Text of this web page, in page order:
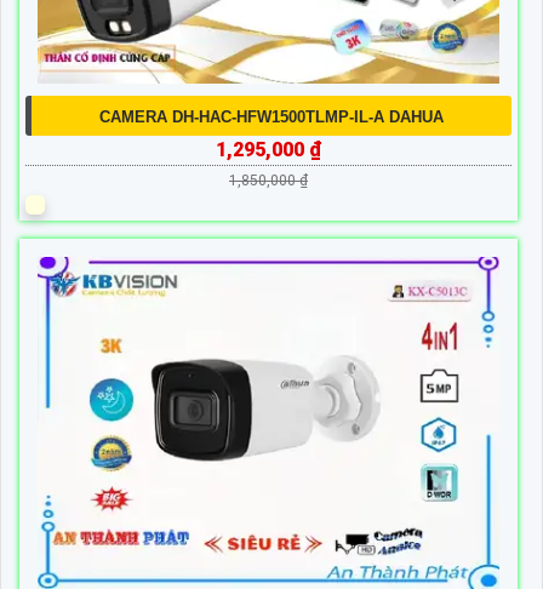
CAMERA DH-HAC-HFW1500TLMP-IL-A DAHUA
1,295,000 ₫
1,850,000 ₫